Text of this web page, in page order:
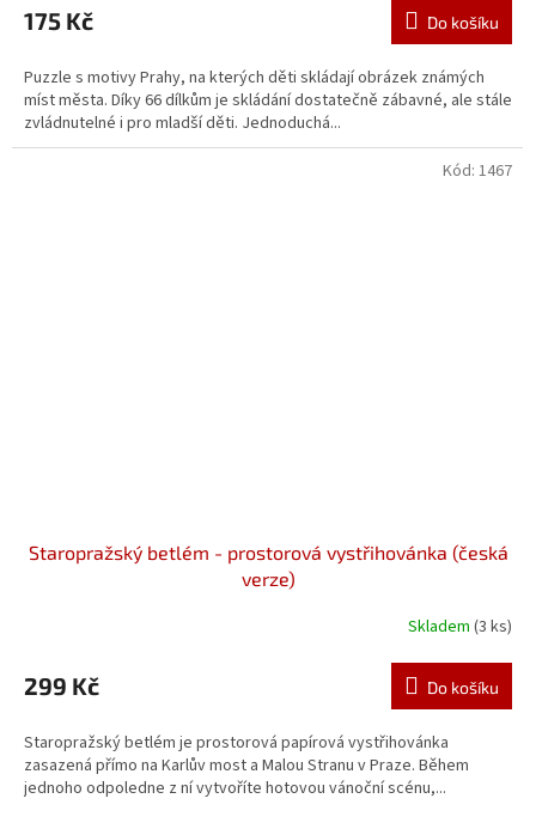
175 Kč Do košíku
Puzzle s motivy Prahy, na kterých děti skládají obrázek známých
míst města. Díky 66 dílkům je skládání dostatečně zábavné, ale stále
zvládnutelné i pro mladší děti. Jednoduchá...
Staropražský betlém - prostorová vystřihovánka (česká
verze)
Skladem (3 ks)
299 Kč Do košíku
Staropražský betlém je prostorová papírová vystřihovánka
zasazená přímo na Karlův most a Malou Stranu v Praze. Během
jednoho odpoledne z ní vytvoříte hotovou vánoční scénu,...
Kód: 1467